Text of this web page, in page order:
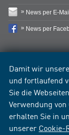
Damit wir
und fortlaufend
Sie die
Verwendung
erhalten Sie in
unserer Cookie-
News per E-Mail
News per